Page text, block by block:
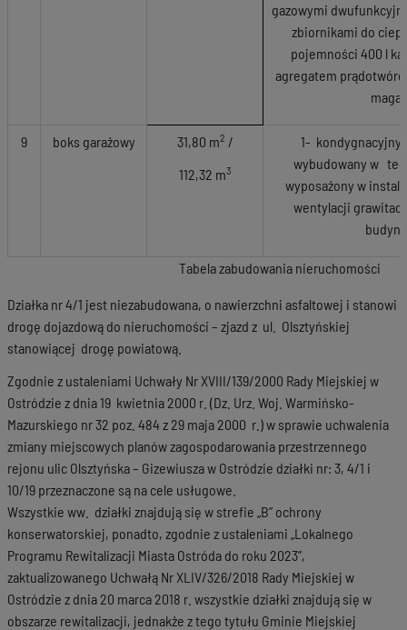
Tabela zabudowania nieruchomości
gazowymi
zbiornikami do
pojemności 400 l
agregatem
9 boks garażowy 31,80 m2 /
112,32 m3
1-
wybudowany w
wyposażony w
wentylacji
Działka nr 4/1 jest niezabudowana, o nawierzchni asfaltowej i stanowi
drogę dojazdową do nieruchomości – zjazd z ul. Olsztyńskiej
stanowiącej drogę powiatową.
Zgodnie z ustaleniami Uchwały Nr XVIII/139/2000 Rady Miejskiej w
Ostródzie z dnia 19 kwietnia 2000 r. (Dz. Urz. Woj. Warmińsko-
Mazurskiego nr 32 poz. 484 z 29 maja 2000 r.) w sprawie uchwalenia
zmiany miejscowych planów zagospodarowania przestrzennego
rejonu ulic Olsztyńska – Gizewiusza w Ostródzie działki nr: 3, 4/1 i
10/19 przeznaczone są na cele usługowe.
Wszystkie ww. działki znajdują się w strefie „B” ochrony
konserwatorskiej, ponadto, zgodnie z ustaleniami „Lokalnego
Programu Rewitalizacji Miasta Ostróda do roku 2023”,
zaktualizowanego Uchwałą Nr XLIV/326/2018 Rady Miejskiej w
Ostródzie z dnia 20 marca 2018 r. wszystkie działki znajdują się w
obszarze rewitalizacji, jednakże z tego tytułu Gminie Miejskiej